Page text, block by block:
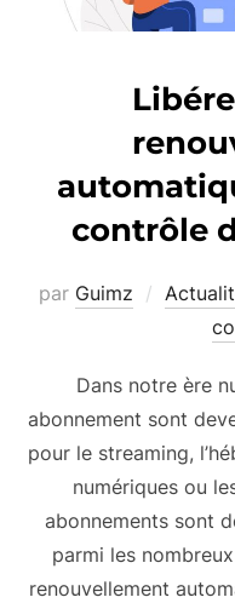
contrôle
par Guimz
Dans notre ère
abonnement sont
pour le streaming,
numériques ou
abonnements sont
parmi les
renouvellement